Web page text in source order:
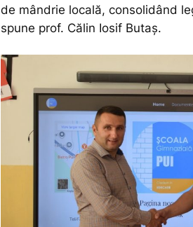
de mândrie locală, consolidând
spune prof. Călin Iosif Butaș.